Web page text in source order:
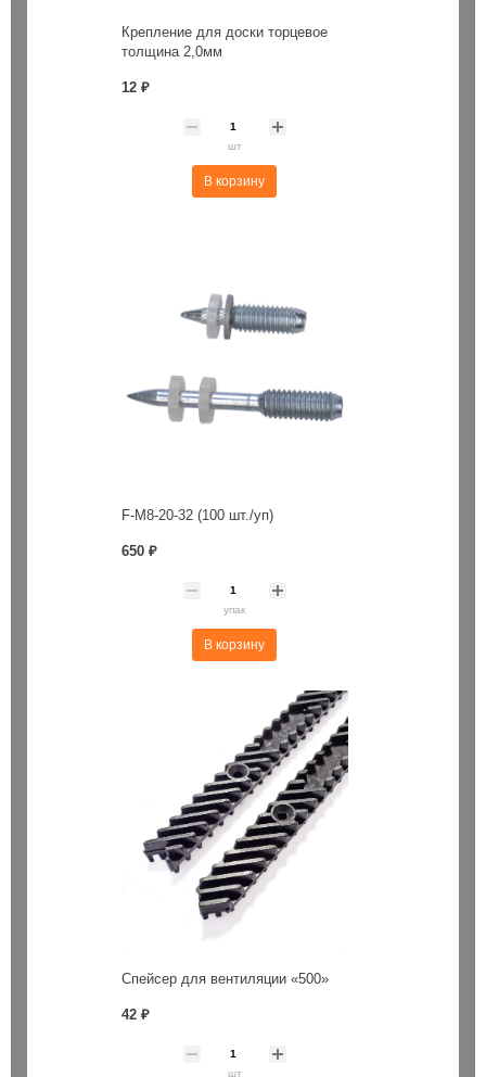
Крепление для доски торцевое
толщина 2,0мм
12 ₽
шт
В корзину
F-M8-20-32 (100 шт./уп)
650 ₽
упак
В корзину
Спейсер для вентиляции «500»
42 ₽
шт